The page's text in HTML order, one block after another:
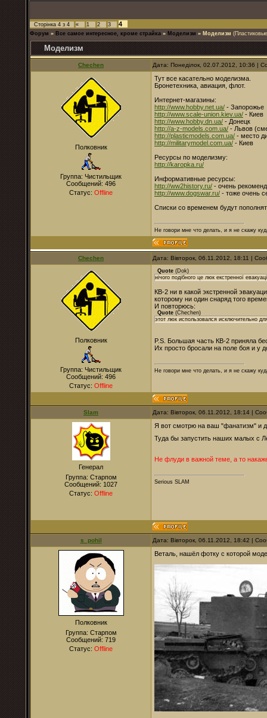
Сторінка 4 з 4 « 1 2 3 4
Форум » Все самое интересное, кроме страйка » Моделизм » Моделизм
Моделизм
Chechen Дата: Понеділок, 02.07.2012, 10:36 |
Полковник
Группа: Чистильщик
Сообщений: 496
Статус: Offline
Тут все касательно моделизма.
Бронетехника, авиация, флот.
Интернет-магазины:
http://www.hobby.net.ua/ - Запорожье
http://www.scale-union.kiev.ua/ - Киев
http://www.hobby.dn.ua/ - Донецк
http://a-z-models.com.ua/ - Львов
http://plasticmodels.com.ua/ - место
http://militarymodel.com.ua/ - Киев
Ресурсы по моделизму:
http://karopka.ru/
Информативные ресурсы:
http://ww2history.ru/ - очень
http://www.dogswar.ru/ - тоже очень
Списки со временем будут
Не говори мне что делать, и я не скажу
Chechen Дата: Вівторок, 06.11.2012, 18:11 |
Полковник
Группа: Чистильщик
Сообщений: 496
Статус: Offline
Quote (Dok)
нічого подібного це люк екстренної
КВ-2 ни в какой экстренной
которому ни один снаряд того
И повторюсь:
Quote (Chechen)
этот люк использовался исключительно
P.S. Большая часть КВ-2 приняла
Их просто бросали на поле боя и у
Не говори мне что делать, и я не скажу
Slam Дата: Вівторок, 06.11.2012, 18:14 |
Генерал
Группа: Старпом
Сообщений: 1027
Статус: Offline
Я вот смотрю на ваш "фанатизм" и
Туда бы запустить наших малых с
Не флуди в важной теме, а то
Serious SLAM
s_pohil Дата: Вівторок, 06.11.2012, 18:42 |
Полковник
Группа: Старпом
Сообщений: 719
Статус: Offline
Веталь, нашёл фотку с которой